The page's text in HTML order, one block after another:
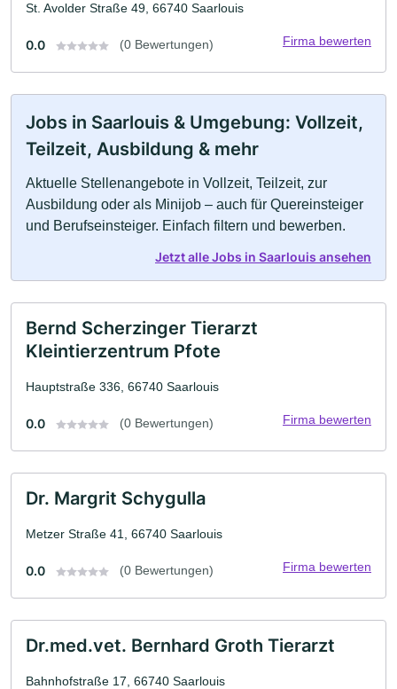
St. Avolder Straße 49, 66740 Saarlouis
0.0 (0 Bewertungen) Firma bewerten
Jobs in Saarlouis & Umgebung: Vollzeit,
Teilzeit, Ausbildung & mehr
Aktuelle Stellenangebote in Vollzeit, Teilzeit, zur
Ausbildung oder als Minijob – auch für Quereinsteiger
und Berufseinsteiger. Einfach filtern und bewerben.
Jetzt alle Jobs in Saarlouis ansehen
Bernd Scherzinger Tierarzt
Kleintierzentrum Pfote
Hauptstraße 336, 66740 Saarlouis
0.0 (0 Bewertungen) Firma bewerten
Dr. Margrit Schygulla
Metzer Straße 41, 66740 Saarlouis
0.0 (0 Bewertungen) Firma bewerten
Dr.med.vet. Bernhard Groth Tierarzt
Bahnhofstraße 17, 66740 Saarlouis